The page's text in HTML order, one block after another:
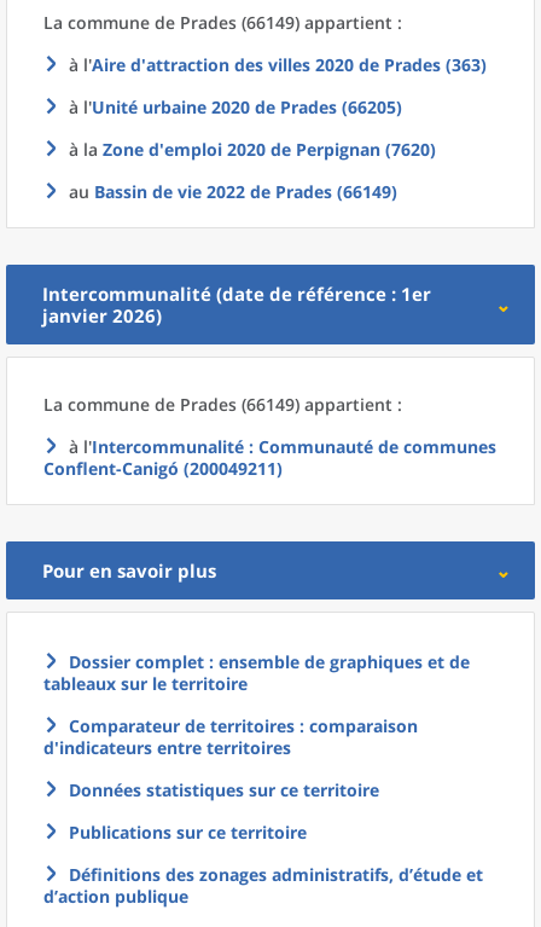
La commune de Prades (66149) appartient :
à l'Aire d'attraction des villes 2020 de Prades (363)
à l'Unité urbaine 2020 de Prades (66205)
à la Zone d'emploi 2020 de Perpignan (7620)
au Bassin de vie 2022 de Prades (66149)
Intercommunalité (date de référence : 1er
janvier 2026)
La commune de Prades (66149) appartient :
à l'Intercommunalité : Communauté de communes
Conflent-Canigó (200049211)
Pour en savoir plus
Dossier complet : ensemble de graphiques et de
tableaux sur le territoire
Comparateur de territoires : comparaison
d'indicateurs entre territoires
Données statistiques sur ce territoire
Publications sur ce territoire
Définitions des zonages administratifs, d’étude et
d’action publique